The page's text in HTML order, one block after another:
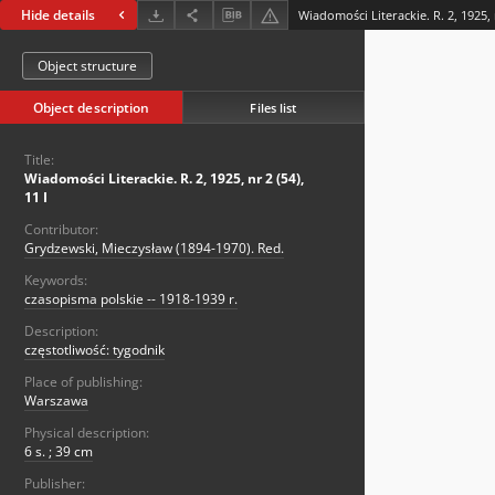
Hide details Wiadomości Literackie. R. 2, 1925,
Object structure
Object description Files list
Title:
Wiadomości Literackie. R. 2, 1925, nr 2 (54),
11 I
Contributor:
Grydzewski, Mieczysław (1894-1970). Red.
Keywords:
czasopisma polskie -- 1918-1939 r.
Description:
częstotliwość: tygodnik
Place of publishing:
Warszawa
Physical description:
6 s. ; 39 cm
Publisher: